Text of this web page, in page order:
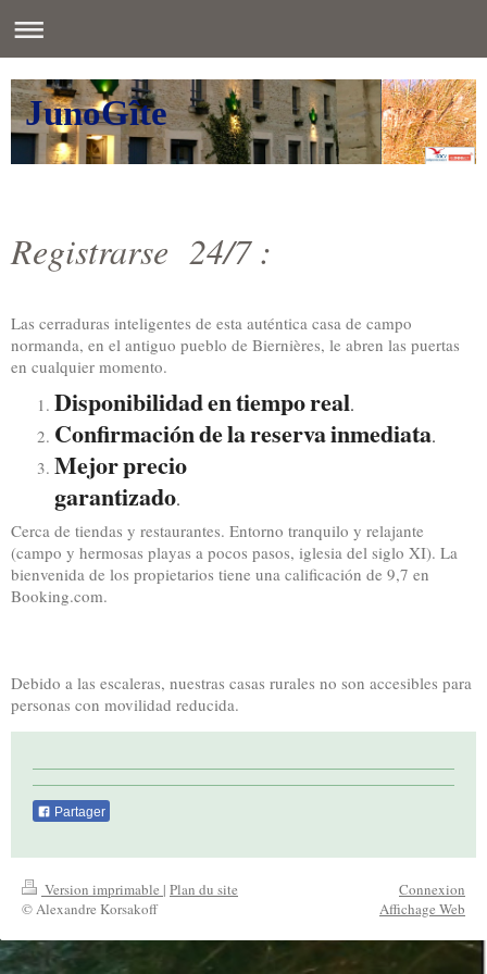
JunoGîte
Registrarse 24/7 :
Las cerraduras inteligentes de esta auténtica casa de campo
normanda, en el antiguo pueblo de Biernières, le abren las puertas
en cualquier momento.
Disponibilidadentiemporeal.
Confirmacióndelareservainmediata.
Mejorprecio
garantizado.
Cerca de tiendas y restaurantes. Entorno tranquilo y relajante
(campo y hermosas playas a pocos pasos, iglesia del siglo XI). La
bienvenida de los propietarios tiene una calificación de 9,7 en
Booking.com.
Debido a las escaleras, nuestras casas rurales no son accesibles para
personas con movilidad reducida.
Partager
Version imprimable | Plan du site
© Alexandre Korsakoff
Connexion
Affichage Web